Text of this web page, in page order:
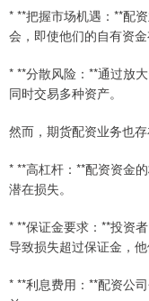
* **把握市场机遇：**配
会，即使他们的自有资金
* **分散风险：**通过放
同时交易多种资产。
然而，期货配资业务也存
* **高杠杆：**配资资金
潜在损失。
* **保证金要求：**投资
导致损失超过保证金，
* **利息费用：**配资公